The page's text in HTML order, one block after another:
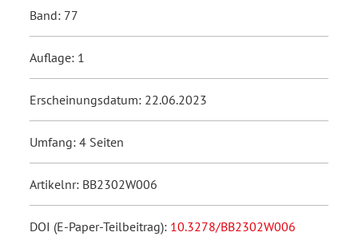
Band: 77
Auflage: 1
Erscheinungsdatum: 22.06.2023
Umfang: 4 Seiten
Artikelnr: BB2302W006
DOI (E-Paper-Teilbeitrag): 10.3278/BB2302W006